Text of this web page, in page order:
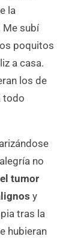
la
Me subí
poquitos
a casa.
los de
todo
no
el tumor
y
tras la
hubieran